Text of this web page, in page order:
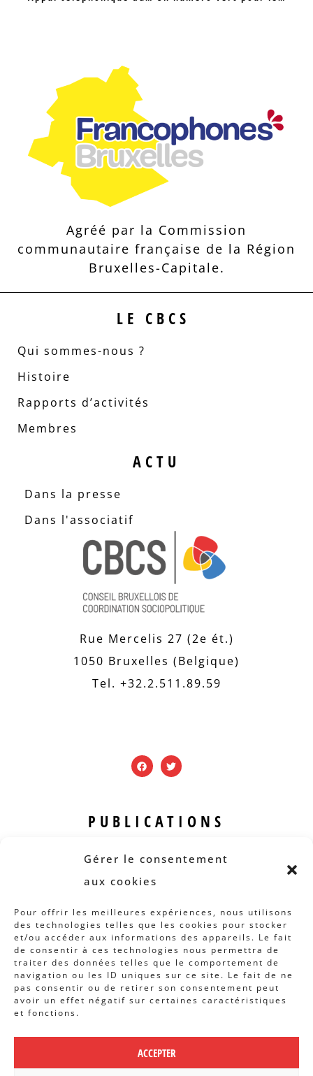
Gérer le consentement
aux cookies
Pour offrir les meilleures expériences, nous utilisons
des technologies telles que les cookies pour stocker
et/ou accéder aux informations des appareils. Le fait
de consentir à ces technologies nous permettra de
traiter des données telles que le comportement de
navigation ou les ID uniques sur ce site. Le fait de ne
pas consentir ou de retirer son consentement peut
avoir un effet négatif sur certaines caractéristiques
et fonctions.
ACCEPTER
Agréé par la Commission
communautaire française de la Région
Bruxelles-Capitale.
LE CBCS
Qui sommes-nous ?
Histoire
Rapports d’activités
Membres
ACTU
Dans la presse
Dans l'associatif
Rue Mercelis 27 (2e ét.)
1050 Bruxelles (Belgique)
Tel. +32.2.511.89.59
PUBLICATIONS
Revue B.I.S.
Rapports et analyses
Articles
AUTRES INFOS
Actions
Concertation
Archives
POLITIQUE DE CONFIDENTIALITÉ|